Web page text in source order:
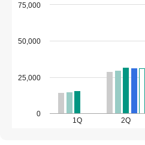
1Q 2Q
0
25,000
50,000
75,000